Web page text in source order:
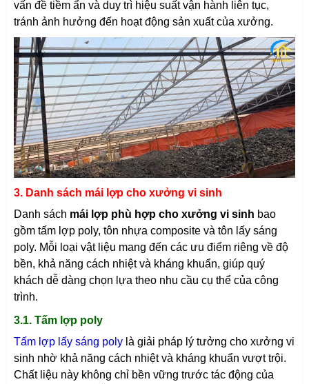
vấn đề tiềm ẩn và duy trì hiệu suất vận hành liên tục,
tránh ảnh hưởng đến hoạt động sản xuất của xưởng.
3. Danh sách mái lợp cho xưởng vi sinh
Danh sách mái lợp phù hợp cho xưởng vi sinh bao
gồm tấm lợp poly, tôn nhựa composite và tôn lấy sáng
poly. Mỗi loại vật liệu mang đến các ưu điểm riêng về độ
bền, khả năng cách nhiệt và kháng khuẩn, giúp quý
khách dễ dàng chọn lựa theo nhu cầu cụ thể của công
trình.
3.1. Tấm lợp poly
Tấm lợp lấy sáng poly là giải pháp lý tưởng cho xưởng vi
sinh nhờ khả năng cách nhiệt và kháng khuẩn vượt trội.
Chất liệu này không chỉ bền vững trước tác động của